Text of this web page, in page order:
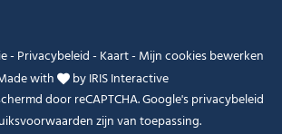
- Privacybeleid- Kaart- Mijn cookies bewerken
with byIRIS Interactive
door reCAPTCHA. Google'sprivacybeleid
zijn van toepassing.